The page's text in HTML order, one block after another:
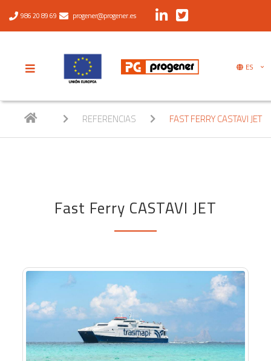
986 20 89 69 progener@progener.es
ES
REFERENCIAS FAST FERRY CASTAVI JET
Fast Ferry CASTAVI JET